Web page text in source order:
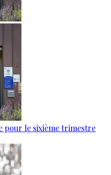
pour le sixième trimestre